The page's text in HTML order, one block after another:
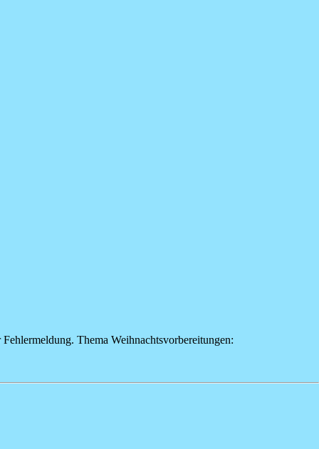
Thema Weihnachtsvorbereitungen: